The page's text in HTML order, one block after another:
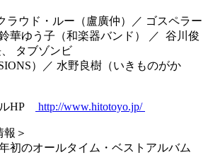
ラウド・ルー（盧廣仲）／ ゴスペラー
華ゆう子（和楽器バンド） ／ 谷川俊
タブゾンビ
）／ 水野良樹（いきものがか
HP http://www.hitotoyo.jp/
報＞
初のオールタイム・ベストアルバム